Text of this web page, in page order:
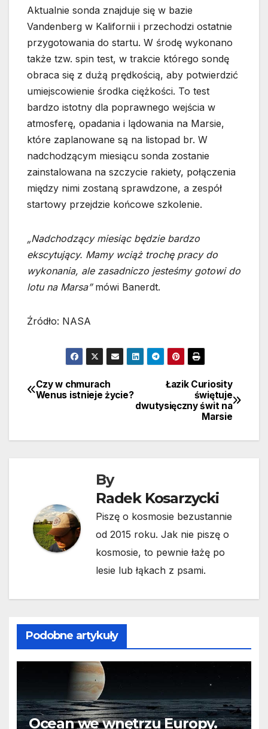
Aktualnie sonda znajduje się w bazie
Vandenberg w Kalifornii i przechodzi ostatnie
przygotowania do startu. W środę wykonano
także tzw. spin test, w trakcie którego sondę
obraca się z dużą prędkością, aby potwierdzić
umiejscowienie środka ciężkości. To test
bardzo istotny dla poprawnego wejścia w
atmosferę, opadania i lądowania na Marsie,
które zaplanowane są na listopad br. W
nadchodzącym miesiącu sonda zostanie
zainstalowana na szczycie rakiety, połączenia
między nimi zostaną sprawdzone, a zespół
startowy przejdzie końcowe szkolenie.
„Nadchodzący miesiąc będzie bardzo
ekscytujący. Mamy wciąż trochę pracy do
wykonania, ale zasadniczo jesteśmy gotowi do
lotu na Marsa”mówi Banerdt.
Źródło: NASA
Nawigacja
Łazik Curiosity
świętuje
dwutysięczny świt na
Marsie
Czy w chmurach
Wenus istnieje życie?
By
Radek Kosarzycki
Piszę o kosmosie bezustannie
od 2015 roku. Jak nie piszę o
kosmosie, to pewnie łażę po
lesie lub łąkach z psami.
Podobne artykuły
Ocean we wnętrzu Europy.